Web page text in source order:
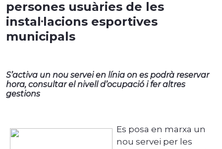
persones usuàries de les
instal·lacions esportives
municipals
S’activa un nou servei en línia on es podrà reservar
hora, consultar el nivell d’ocupació i fer altres
gestions
Es posa en marxa un
nou servei per les